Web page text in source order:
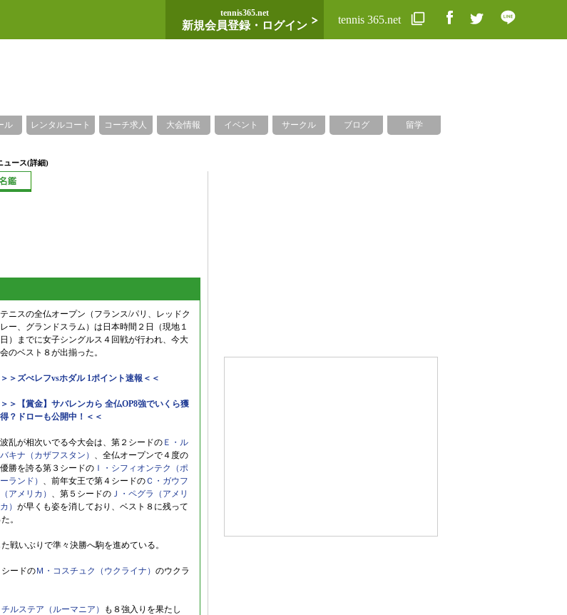
tennis365.net
新規会員登録・ログイン tennis 365.net
ル レンタルコート コーチ求人 大会情報 イベント サークル ブログ 留学
ュース(詳細)
テニスの全仏オープン（フランス/パリ、レッドク
レー、グランドスラム）は日本時間２日（現地１
日）までに女子シングルス４回戦が行われ、今大
会のベスト８が出揃った。
＞＞ズべレフvsホダル 1ポイント速報＜＜
＞＞【賞金】サバレンカら 全仏OP8強でいくら獲
得？ドローも公開中！＜＜
波乱が相次いでる今大会は、第２シードの Ｅ・ル
バキナ（カザフスタン） 、全仏オープンで４度の
優勝を誇る第３シードの Ｉ・シフィオンテク（ポ
ーランド） 、前年女王で第４シードのＣ・ガウフ
（アメリカ） 、第５シードの Ｊ・ペグラ（アメリ
カ） が早くも姿を消しており、ベスト８に残って
。
戦いぶりで準々決勝へ駒を進めている。
シードのＭ・コスチュク（ウクライナ） のウクラ
チルステア（ルーマニア）
も８強入りを果たし